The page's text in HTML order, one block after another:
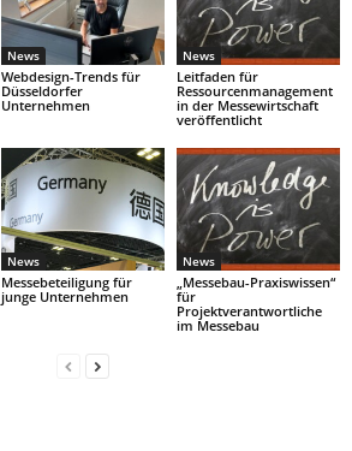
News
Webdesign-Trends für
Düsseldorfer
Unternehmen
News
Leitfaden für
Ressourcenmanagement
in der Messewirtschaft
veröffentlicht
News
Messebeteiligung für
junge Unternehmen
News
„Messebau-Praxiswissen“
für
Projektverantwortliche
im Messebau